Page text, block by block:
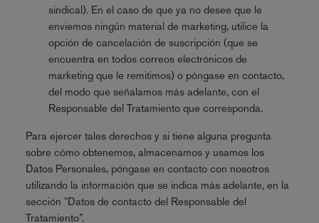
sindical). En el caso de que ya no desee que le
enviemos ningún material de marketing, utilice la
opción de cancelación de suscripción (que se
encuentra en todos correos electrónicos de
marketing que le remitimos) o póngase en contacto,
del modo que señalamos más adelante, con el
Responsable del Tratamiento que corresponda.
Para ejercer tales derechos y si tiene alguna pregunta
sobre cómo obtenemos, almacenamos y usamos los
Datos Personales, póngase en contacto con nosotros
utilizando la información que se indica más adelante, en la
sección "Datos de contacto del Responsable del
Tratamiento”.